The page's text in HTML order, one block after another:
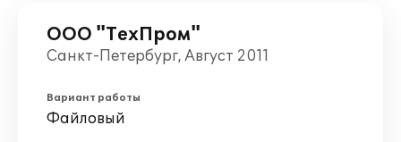
ООО "ТехПром"
Санкт-Петербург, Август 2011
Вариант работы
Файловый